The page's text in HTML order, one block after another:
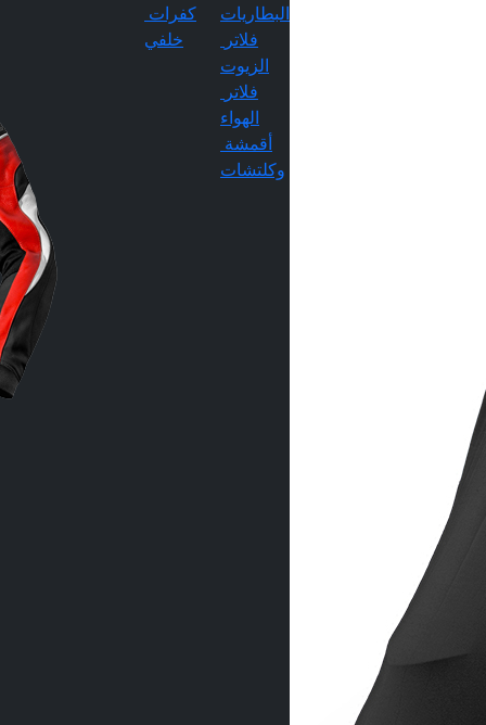
خلفي
البطاريات
الزيوت
الهواء
وكلتشات